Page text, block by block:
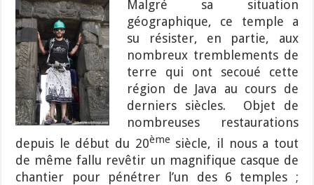
Malgré sa situation
géographique, ce temple a
su résister, en partie, aux
nombreux tremblements de
terre qui ont secoué cette
région de Java au cours de
derniers siècles. Objet de
nombreuses restaurations
depuis le début du 20èmesiècle, il nous a tout
de même fallu revêtir un magnifique casque de
chantier pour pénétrer l’un des 6 temples ;